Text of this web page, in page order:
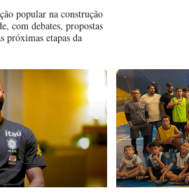
popular na construção
com debates, propostas
próximas etapas da